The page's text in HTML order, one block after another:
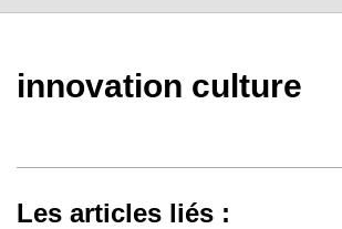
innovation culture
Les articles liés :